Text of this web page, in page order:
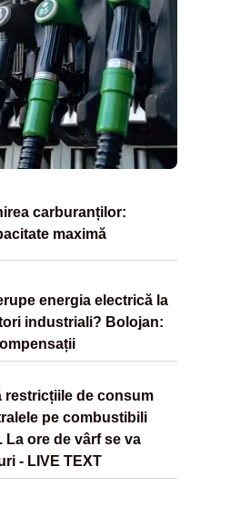
carburanților:
maximă
energia electrică la
industriali? Bolojan:
restricțiile de consum
pe combustibili
ore de vârf se va
- LIVE TEXT